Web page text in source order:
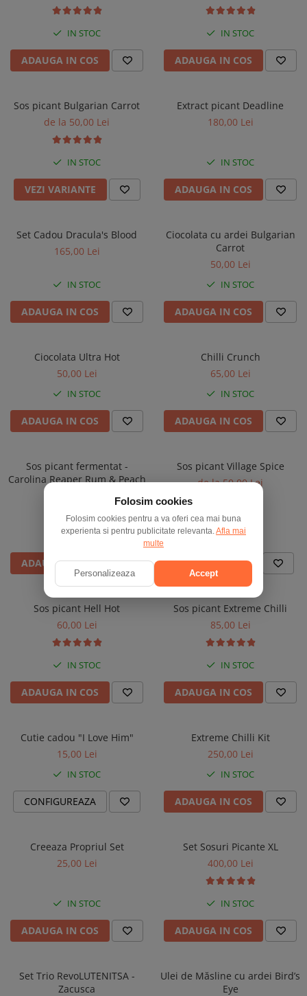
IN STOC
ADAUGA IN COS
IN STOC
ADAUGA IN COS
Sos picant Bulgarian Carrot
de la 50,00 Lei
IN STOC
VEZI VARIANTE
Extract picant Deadline
180,00 Lei
IN STOC
ADAUGA IN COS
Set Cadou Dracula's Blood
165,00 Lei
IN STOC
ADAUGA IN COS
Ciocolata cu ardei Bulgarian
Carrot
50,00 Lei
IN STOC
ADAUGA IN COS
Ciocolata Ultra Hot
50,00 Lei
IN STOC
ADAUGA IN COS
Chilli Crunch
65,00 Lei
IN STOC
ADAUGA IN COS
Sos picant fermentat -
Carolina Reaper Rum & Peach
IN STOC
ADAUGA IN COS
Sos picant Village Spice
de la 50,00 Lei
IN STOC
VEZI VARIANTE
Sos picant Hell Hot
60,00 Lei
IN STOC
ADAUGA IN COS
Sos picant Extreme Chilli
85,00 Lei
IN STOC
ADAUGA IN COS
Cutie cadou "I Love Him"
15,00 Lei
IN STOC
CONFIGUREAZA
Extreme Chilli Kit
250,00 Lei
IN STOC
ADAUGA IN COS
Creeaza Propriul Set
25,00 Lei
IN STOC
ADAUGA IN COS
Set Sosuri Picante XL
400,00 Lei
IN STOC
ADAUGA IN COS
Set Trio RevoLUTENITSA -
Zacusca
Ulei de Măsline cu ardei Bird’s
Eye
Folosim cookies
Folosim cookies pentru a va oferi cea mai buna
experienta si pentru publicitate relevanta.Afla mai
multe
Personalizeaza Accept